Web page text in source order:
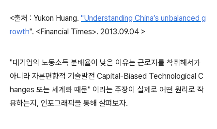
<출처 : Yukon Huang. "Understanding China’s unbalanced g
rowth". <Financial Times>. 2013.09.04 >
"대기업의 노동소득 분배율이 낮은 이유는 근로자를 착취해서가
아니라 자본편향적 기술발전 Capital-Biased Technological C
hanges 또는 세계화 때문" 이라는 주장이 실제로 어떤 원리로 작
용하는지, 인포그래픽을 통해 살펴보자.